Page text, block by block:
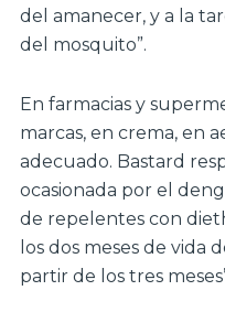
del amanecer, y a la
del mosquito”.
En farmacias y
marcas, en crema, en
adecuado. Bastard
ocasionada por el
de repelentes con
los dos meses de vida
partir de los tres